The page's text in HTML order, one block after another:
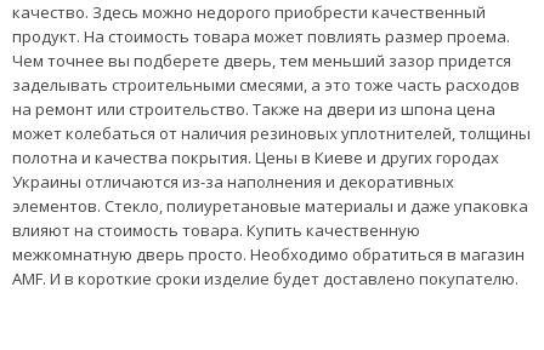
качество. Здесь можно недорого приобрести качественный
продукт. На стоимость товара может повлиять размер проема.
Чем точнее вы подберете дверь, тем меньший зазор придется
заделывать строительными смесями, а это тоже часть расходов
на ремонт или строительство. Также на двери из шпона цена
может колебаться от наличия резиновых уплотнителей, толщины
полотна и качества покрытия. Цены в Киеве и других городах
Украины отличаются из-за наполнения и декоративных
элементов. Стекло, полиуретановые материалы и даже упаковка
влияют на стоимость товара. Купить качественную
межкомнатную дверь просто. Необходимо обратиться в магазин
AMF. И в короткие сроки изделие будет доставлено покупателю.